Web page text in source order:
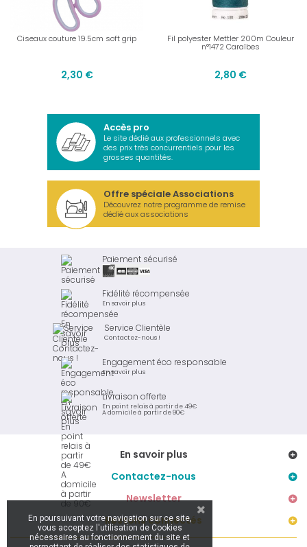
Ciseaux couture 19.5cm soft grip
2,30 €
Fil polyester Mettler 200m Couleur
n°1472 Caraïbes
2,80 €
Accès pro
Le site dédié aux professionnels avec
des prix très concurrentiels pour les
grosses quantités.
Offre spéciale Associations
Découvrez notre programme de remise
dédié aux associations
Paiement sécurisé
Fidélité récompensée
En savoir plus
Service Clientèle
Contactez-nous !
Engagement éco responsable
En savoir plus
Livraison offerte
En point relais à partir de 49€
A domicile à partir de 90€
En savoir plus
Contactez-nous
Newsletter
Restons connectés
En poursuivant votre navigation sur ce site,
vous acceptez l'utilisation de Cookies
nécessaires au fonctionnement du site et